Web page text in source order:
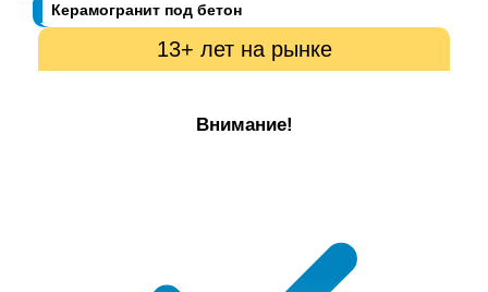
Керамогранит под бетон
13+ лет на рынке
Внимание!